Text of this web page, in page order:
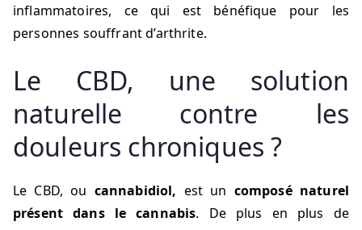
inflammatoires, ce qui est bénéfique pour les
personnes souffrant d’arthrite.
Le CBD, une solution
naturelle contre les
douleurs chroniques ?
Le CBD, ou cannabidiol, est un composé naturel
présent dans le cannabis. De plus en plus de